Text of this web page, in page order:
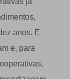
anos. E
e, para